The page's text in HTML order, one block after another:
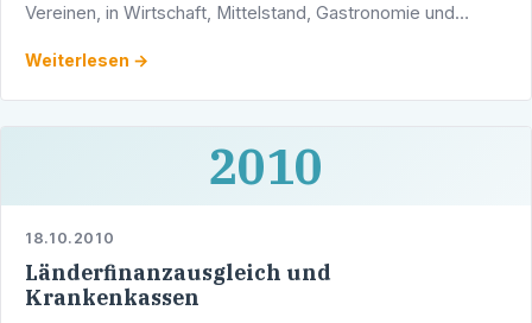
Vereinen, in Wirtschaft, Mittelstand, Gastronomie und
Weiterlesen →
2010
18.10.2010
Länderfinanzausgleich und
Krankenkassen